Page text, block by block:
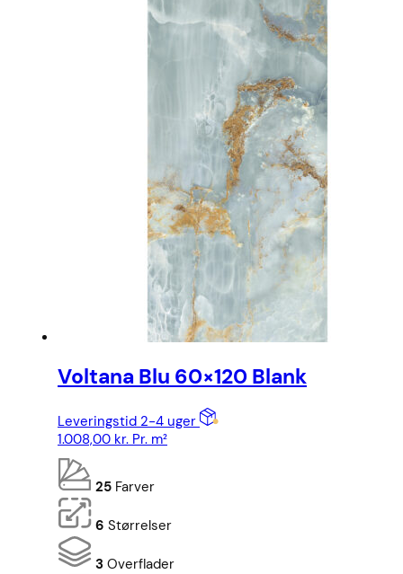
Voltana Blu 60×120 Blank
Leveringstid 2-4 uger
1.008,00 kr. Pr. m²
25 Farver
6 Størrelser
3 Overflader